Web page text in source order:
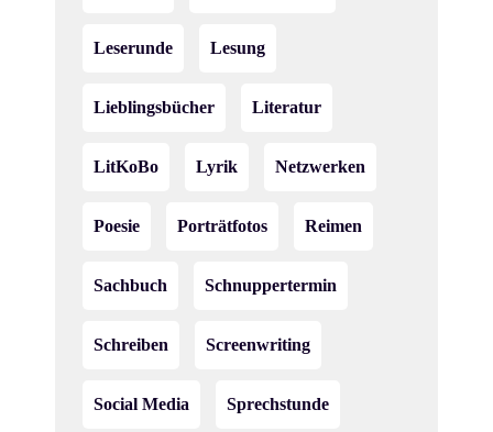
Leserunde Lesung
Lieblingsbücher Literatur
LitKoBo Lyrik Netzwerken
Poesie Porträtfotos Reimen
Sachbuch Schnuppertermin
Schreiben Screenwriting
Social Media Sprechstunde